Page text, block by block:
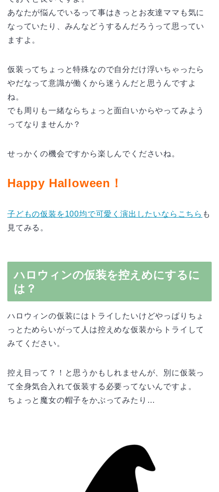
あなたが悩んでいるって事はきっとお友達ママも気に
なっていたり、みんなどうするんだろうって思ってい
ますよ。
仮装ってちょっと特殊なので自分だけ浮いちゃったら
やだなって意識が働くから迷うんだと思うんですよ
ね。
でも周りも一緒ならちょっと面白いからやってみよう
ってなりませんか？
せっかくの機会ですから楽しんでくださいね。
Happy Halloween！
子どもの仮装を100均で可愛く演出したいならこちら も
見てみる。
ハロウィンの仮装を控えめにするに
は？
ハロウィンの仮装にはトライしたいけどやっぱりちょ
っとためらいがって人は控えめな仮装からトライして
みてください。
控え目って？！と思うかもしれませんが、別に仮装っ
て全身気合入れて仮装する必要ってないんですよ。
ちょっと魔女の帽子をかぶってみたり…